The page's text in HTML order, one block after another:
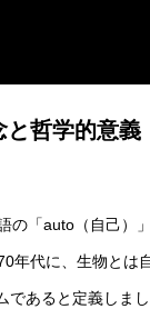
と哲学的意義
の「auto（自己）
年代に、生物とは
であると定義しま